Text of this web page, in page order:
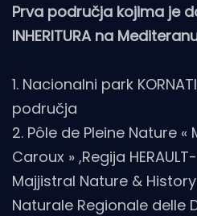
Prva područja kojima je
INHERITURA na
1. Nacionalni park
područja
2. Pôle de Pleine Nature
Caroux » ,Regija
Majjistral Nature &
Naturale Regionale delle